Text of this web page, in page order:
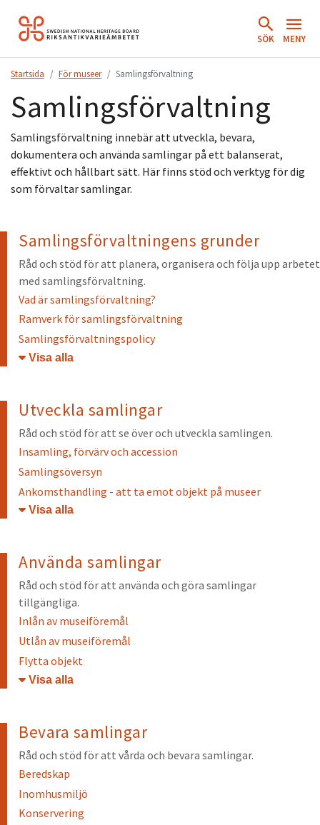
Hoppa
till
SÖK MENY
Startsida För museer Samlingsförvaltning
Samlingsförvaltning
Samlingsförvaltning innebär att utveckla, bevara,
dokumentera och använda samlingar på ett balanserat,
effektivt och hållbart sätt. Här finns stöd och verktyg för dig
som förvaltar samlingar.
Samlingsförvaltningens grunder
Råd och stöd för att planera, organisera och följa upp arbetet
med samlingsförvaltning.
Vad är samlingsförvaltning?
Ramverk för samlingsförvaltning
Samlingsförvaltningspolicy
Öppna/stäng
Utveckla samlingar
Råd och stöd för att se över och utveckla samlingen.
Insamling, förvärv och accession
Samlingsöversyn
Ankomsthandling - att ta emot objekt på museer
Öppna/stäng
Använda samlingar
Råd och stöd för att använda och göra samlingar
tillgängliga.
Inlån av museiföremål
Utlån av museiföremål
Flytta objekt
Öppna/stäng
Bevara samlingar
Råd och stöd för att vårda och bevara samlingar.
Beredskap
Inomhusmiljö
Konservering